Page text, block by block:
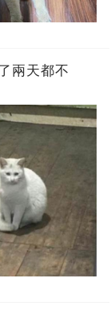
兩天都不